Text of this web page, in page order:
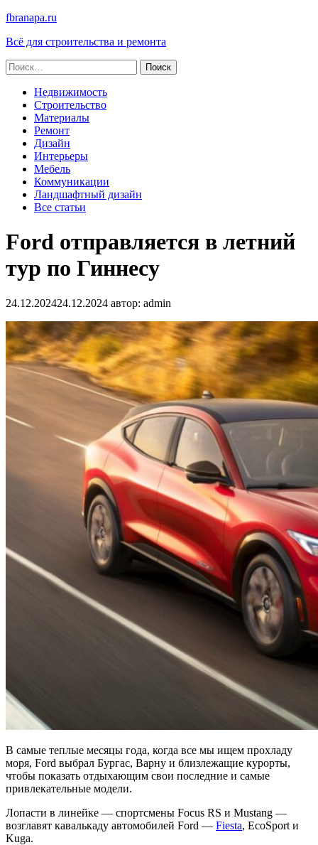
fbranapa.ru
Всё для строительства и ремонта
Найти:
Недвижимость
Строительство
Материалы
Ремонт
Дизайн
Интерьеры
Мебель
Коммуникации
Ландшафтный дизайн
Все статьи
Ford отправляется в летний
тур по Гиннесу
24.12.202424.12.2024 автор: admin
В самые теплые месяцы года, когда все мы ищем прохладу
моря, Ford выбрал Бургас, Варну и близлежащие курорты,
чтобы показать отдыхающим свои последние и самые
привлекательные модели.
Лопасти в линейке — спортсмены Focus RS и Mustang —
возглавят кавалькаду автомобилей Ford — Fiesta, EcoSport и
Kuga.